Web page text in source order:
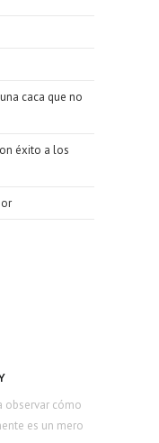
caca que no
éxito a los
observar cómo
es un mero